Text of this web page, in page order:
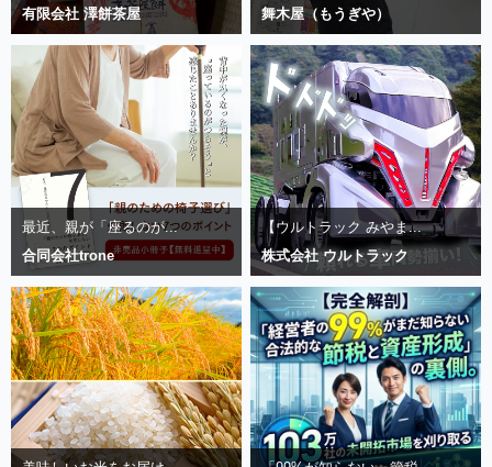
有限会社 澤餅茶屋
舞木屋（もうぎや）
最近、親が「座るのが...
合同会社trone
【ウルトラック みやま...
株式会社 ウルトラック